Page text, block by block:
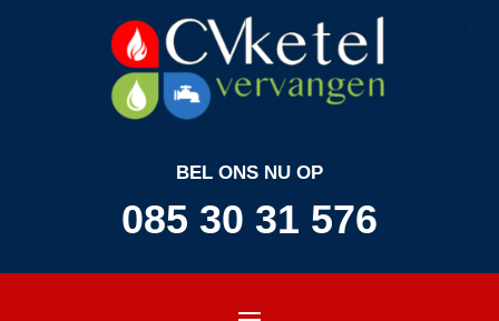
BEL ONS NU OP
085 30 31 576